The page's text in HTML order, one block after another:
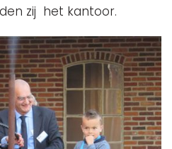
zij het kantoor.